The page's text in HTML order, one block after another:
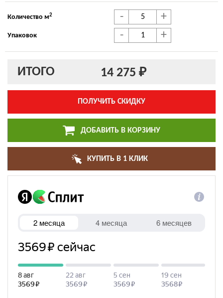
Количество м2 - +
Упаковок - +
ИТОГО 14 275 ₽
ПОЛУЧИТЬ СКИДКУ
ДОБАВИТЬ В КОРЗИНУ
КУПИТЬ В 1 КЛИК